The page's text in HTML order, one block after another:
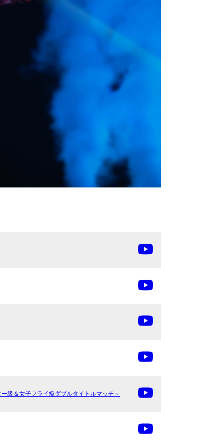
級＆女子フライ級ダブルタイトルマッチ～